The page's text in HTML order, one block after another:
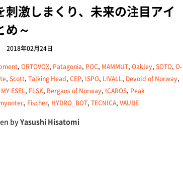
刺激しまくり、未来の注目アイ
め～
2018年02月24日
, ORTOVOX, Patagonia, POC, MAMMUT, Oakley, SOTO, O-
, Scott, Talking Head, CEP, ISPO, LIVALL, Devold of Norway,
MY ESEL, FLSK, Bergans of Norway, ICAROS, Peak
, Fischer, HYDRO_BOT, TECNICA, VAUDE
byYasushi Hisatomi